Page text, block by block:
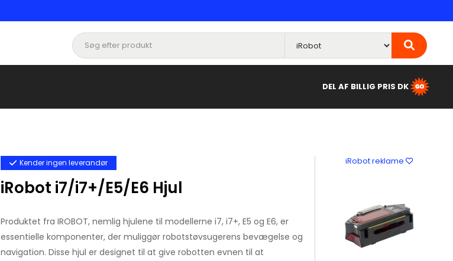
DEL AF BILLIG PRIS DK
Kender ingen leverandør
iRobot i7/i7+/E5/E6 Hjul
Produktet fra IROBOT, nemlig hjulene til modellerne i7, i7+, E5 og E6, er
essentielle komponenter, der muliggør robotstøvsugerens bevægelse og
navigation. Disse hjul er designet til at give robotten evnen til at
iRobot reklame